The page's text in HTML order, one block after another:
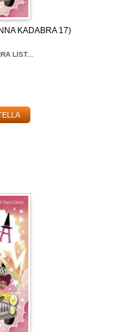
KADABRA 17)
LIST...